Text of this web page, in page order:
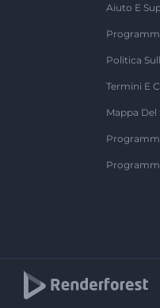
Aiuto E
Politica
Termini E
Mappa Del